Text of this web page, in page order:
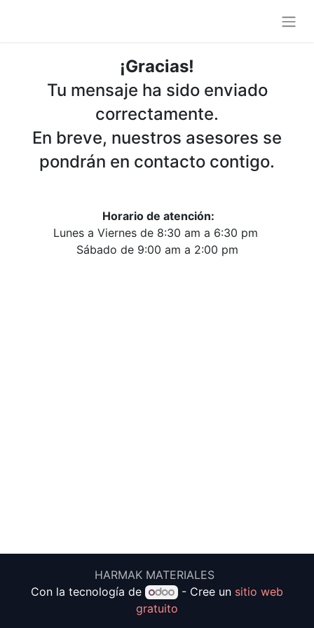
¡Gracias!
Tu mensaje ha sido enviado
correctamente.
En breve, nuestros asesores se
pondrán en contacto contigo.
Horario de atención:
Lunes a Viernes de 8:30 am a 6:30 pm
Sábado de 9:00 am a 2:00 pm
HARMAK MATERIALES
Con la tecnología de
- Cree un sitio web
gratuito